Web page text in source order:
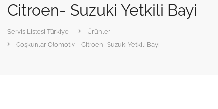
Citroen- Suzuki Yetkili Bayi
Servis Listesi Türkiye
Ürünler
Coşkunlar Otomotiv – Citroen- Suzuki Yetkili Bayi